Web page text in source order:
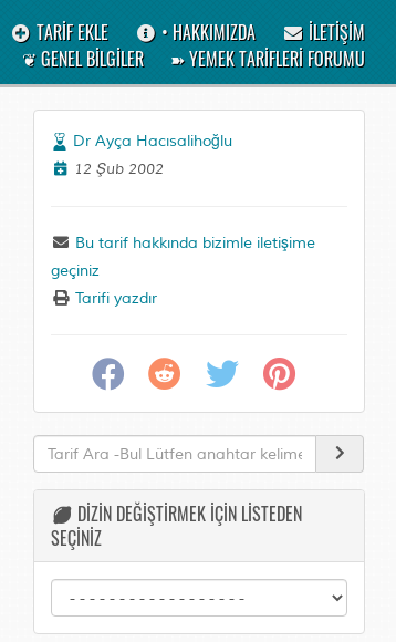
TARİF EKLE • HAKKIMIZDA
İLETİŞİM
❦ GENEL BİLGİLER
➽ YEMEK TARİFLERİ FORUMU
Dr Ayça Hacısalihoğlu
12 Şub 2002
Bu tarif hakkında bizimle iletişime
geçiniz
Tarifi yazdır
DİZİN DEĞİŞTİRMEK İÇİN LİSTEDEN
SEÇİNİZ